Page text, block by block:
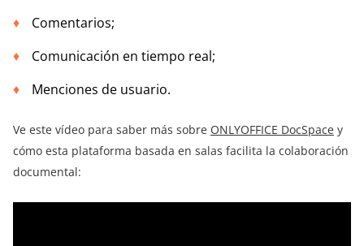
Comentarios;
Comunicación en tiempo real;
Menciones de usuario.
Ve este vídeo para saber más sobre ONLYOFFICE DocSpace y
cómo esta plataforma basada en salas facilita la colaboración
documental: